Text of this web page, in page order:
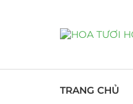
TRANG CHỦ